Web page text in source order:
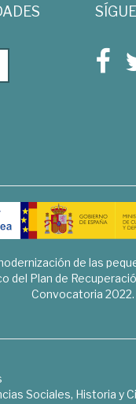
de las
del Plan de
Convocatoria 2022.
Sociales, Historia y